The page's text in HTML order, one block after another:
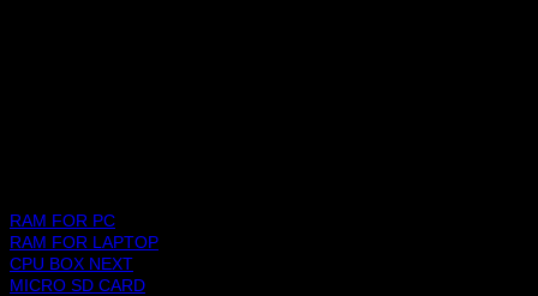
RAM FOR PC
RAM FOR LAPTOP
CPU BOX NEXT
MICRO SD CARD